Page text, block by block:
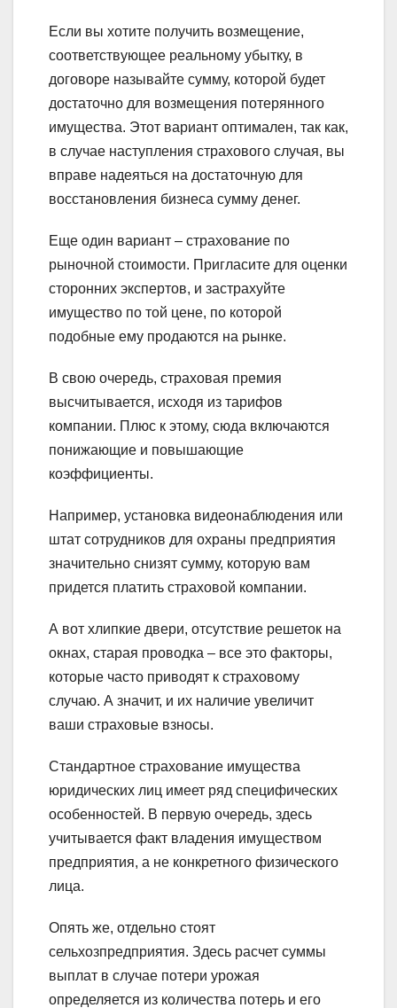
Если вы хотите получить возмещение,
соответствующее реальному убытку, в
договоре называйте сумму, которой будет
достаточно для возмещения потерянного
имущества. Этот вариант оптимален, так как,
в случае наступления страхового случая, вы
вправе надеяться на достаточную для
восстановления бизнеса сумму денег.
Еще один вариант – страхование по
рыночной стоимости. Пригласите для оценки
сторонних экспертов, и застрахуйте
имущество по той цене, по которой
подобные ему продаются на рынке.
В свою очередь, страховая премия
высчитывается, исходя из тарифов
компании. Плюс к этому, сюда включаются
понижающие и повышающие
коэффициенты.
Например, установка видеонаблюдения или
штат сотрудников для охраны предприятия
значительно снизят сумму, которую вам
придется платить страховой компании.
А вот хлипкие двери, отсутствие решеток на
окнах, старая проводка – все это факторы,
которые часто приводят к страховому
случаю. А значит, и их наличие увеличит
ваши страховые взносы.
Стандартное страхование имущества
юридических лиц имеет ряд специфических
особенностей. В первую очередь, здесь
учитывается факт владения имуществом
предприятия, а не конкретного физического
лица.
Опять же, отдельно стоят
сельхозпредприятия. Здесь расчет суммы
выплат в случае потери урожая
определяется из количества потерь и его